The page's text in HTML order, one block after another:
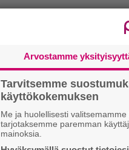
Arvostamme
Tarvitsemme
käyttökokemuksen
Me ja huolellisesti valitsemamme
tarjotaksemme paremman
mainoksia.